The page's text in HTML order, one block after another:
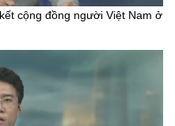
cộng đồng người Việt Nam ở